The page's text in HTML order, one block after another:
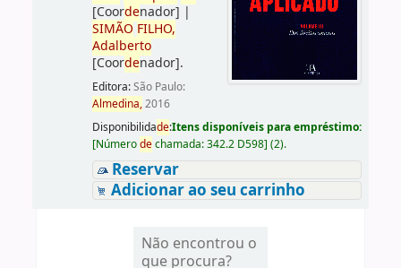
[Coordenador] |
SIMÃO FILHO,
Adalberto
[Coordenador].
Editora:São Paulo:
Almedina,2016
Disponibilidade:Itens disponíveis para empréstimo:
[Númerodechamada:342.2 D598] (2).
Reservar
Adicionar ao seu carrinho
Não encontrou o
que procura?